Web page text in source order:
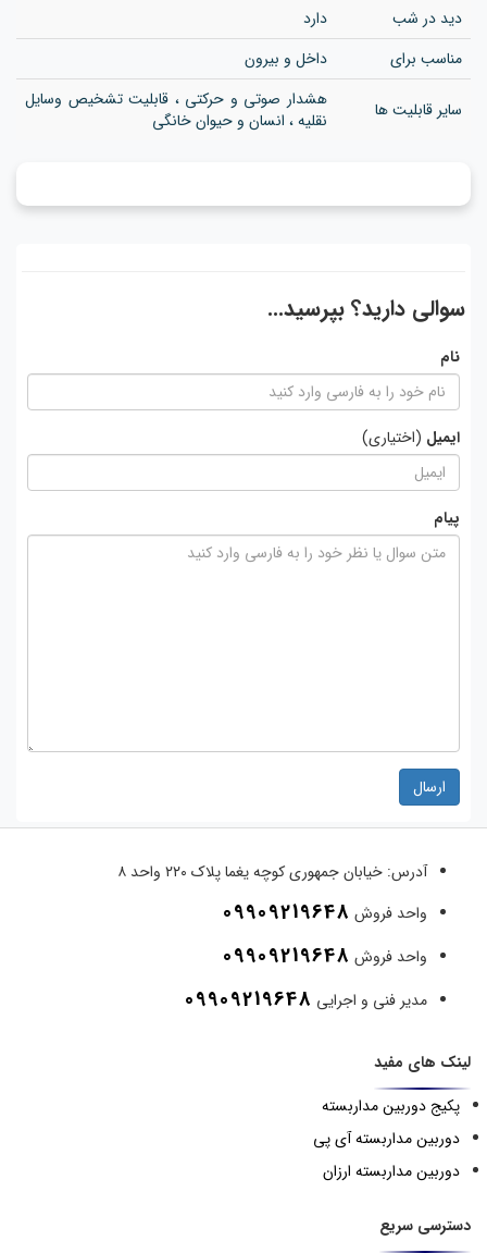
دید در شب
دارد
مناسب برای
داخل و بیرون
سایر قابلیت ها
هشدار صوتی و حرکتی ، قابلیت تشخیص وسایل
نقلیه ، انسان و حیوان خانگی
سوالی دارید؟ بپرسید...
نام
ایمیل (اختیاری)
پیام
ارسال
آدرس: خیابان جمهوری کوچه یغما پلاک ۲۲۰ واحد ۸
واحد فروش 09909219648
واحد فروش 09909219648
مدیر فنی و اجرایی 09909219648
لینک های مفید
پکیج دوربین مداربسته
دوربین مداربسته آی پی
دوربین مداربسته ارزان
دسترسی سریع